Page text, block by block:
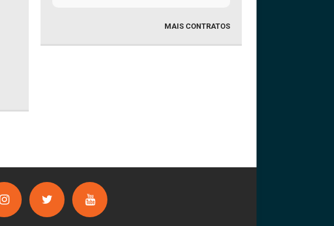
MAIS CONTRATOS